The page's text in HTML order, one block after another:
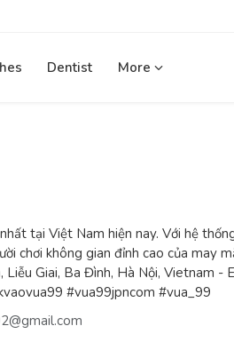
Dentist More
tại Việt Nam hiện nay. Với hệ
chơi không gian đỉnh cao của may
Giai, Ba Đình, Hà Nội, Vietnam -
#vua99jpncom #vua_99